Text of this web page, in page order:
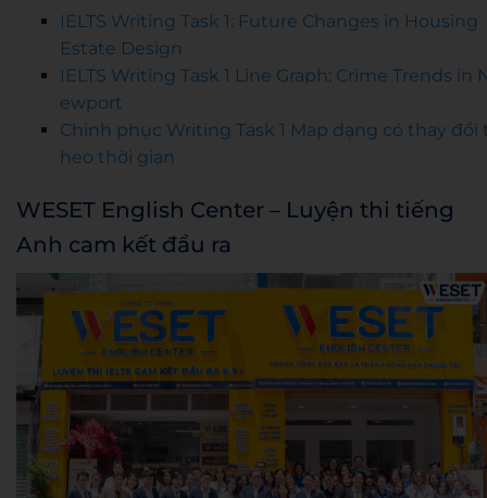
IELTS Writing Task 1: Future Changes in Housing
Estate Design
IELTS Writing Task 1 Line Graph: Crime Trends in
ewport
Chinh phục Writing Task 1 Map dạng có thay đổi
heo thời gian
WESET English Center – Luyện thi tiếng
Anh cam kết đầu ra